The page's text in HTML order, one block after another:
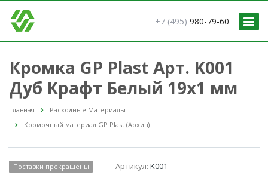
+7 (495) 980-79-60
Кромка GP Plast Арт. K001
Дуб Крафт Белый 19x1 мм
Главная
Расходные Материалы
Кромочный материал GP Plast (Архив)
Поставки прекращены Артикул:K001